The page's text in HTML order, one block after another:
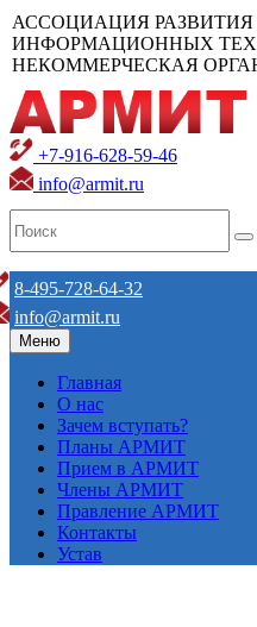
АССОЦИАЦИЯ
ИНФОРМАЦИОННЫХ
НЕКОММЕРЧЕСКАЯ
+7-916-628-59-46
info@armit.ru
8-495-728-64-32
info@armit.ru
Меню
Главная
О нас
Зачем вступать?
Планы АРМИТ
Прием в АРМИТ
Члены АРМИТ
Правление АРМИТ
Контакты
Устав